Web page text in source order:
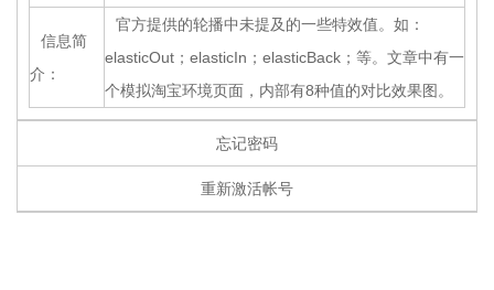
信息简
介：
官方提供的轮播中未提及的一些特效值。如：
elasticOut；elasticIn；elasticBack；等。文章中有一
个模拟淘宝环境页面，内部有8种值的对比效果图。
忘记密码
重新激活帐号